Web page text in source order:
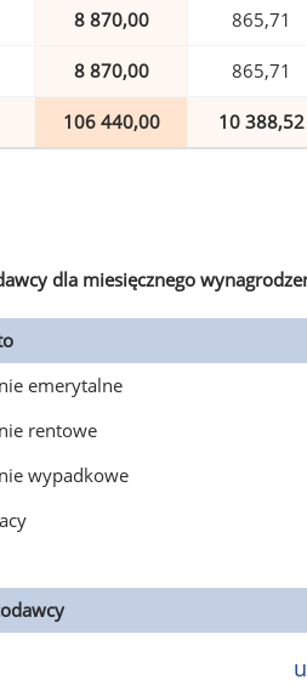
8 870,00 865,71
8 870,00 865,71
106 440,00 10 388,52
dla miesięcznego
emerytalne
rentowe
wypadkowe